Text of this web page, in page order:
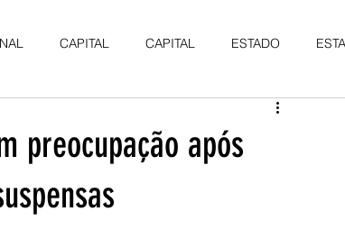
CAPITAL CAPITAL ESTADO
preocupação após